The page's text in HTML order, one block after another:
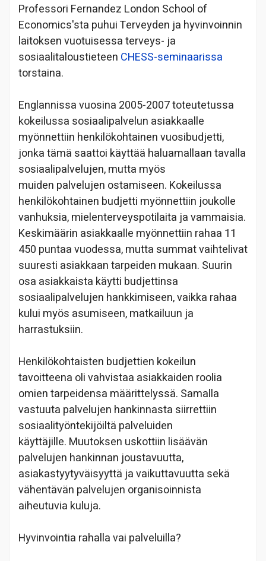
Professori Fernandez London School of
Economics'sta puhui Terveyden ja hyvinvoinnin
laitoksen vuotuisessa terveys- ja
sosiaalitaloustieteen CHESS-seminaarissa
torstaina.
Englannissa vuosina 2005-2007 toteutetussa
kokeilussa sosiaalipalvelun asiakkaalle
myönnettiin henkilökohtainen vuosibudjetti,
jonka tämä saattoi käyttää haluamallaan tavalla
sosiaalipalvelujen, mutta myös
muiden palvelujen ostamiseen. Kokeilussa
henkilökohtainen budjetti myönnettiin joukolle
vanhuksia, mielenterveyspotilaita ja vammaisia.
Keskimäärin asiakkaalle myönnettiin rahaa 11
450 puntaa vuodessa, mutta summat vaihtelivat
suuresti asiakkaan tarpeiden mukaan. Suurin
osa asiakkaista käytti budjettinsa
sosiaalipalvelujen hankkimiseen, vaikka rahaa
kului myös asumiseen, matkailuun ja
harrastuksiin.
Henkilökohtaisten budjettien kokeilun
tavoitteena oli vahvistaa asiakkaiden roolia
omien tarpeidensa määrittelyssä. Samalla
vastuuta palvelujen hankinnasta siirrettiin
sosiaalityöntekijöiltä palveluiden
käyttäjille. Muutoksen uskottiin lisäävän
palvelujen hankinnan joustavuutta,
asiakastyytyväisyyttä ja vaikuttavuutta sekä
vähentävän palvelujen organisoinnista
aiheutuvia kuluja.
Hyvinvointia rahalla vai palveluilla?